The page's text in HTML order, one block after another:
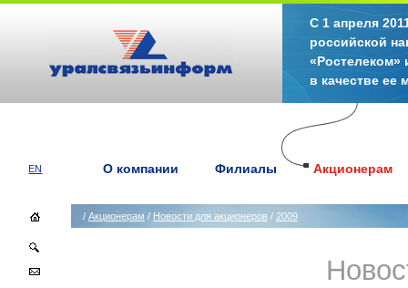
С 1 апреля
российской
«Ростелеком»
в качестве ее
EN О компании Филиалы Акционерам
/ Акционерам / Новости для акционеров / 2009